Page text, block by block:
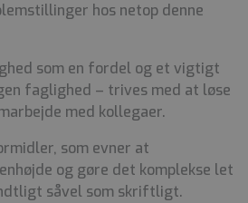
hos netop denne
som en fordel og et vigtigt
faglighed – trives med at løse
med kollegaer.
som evner at
og gøre det komplekse let
såvel som skriftligt.